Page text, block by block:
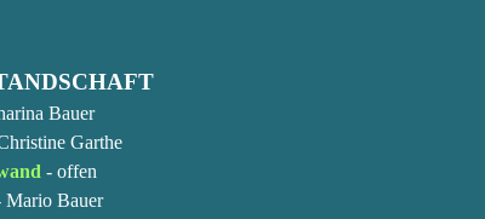
Bauer
Garthe
- offen
Mario Bauer